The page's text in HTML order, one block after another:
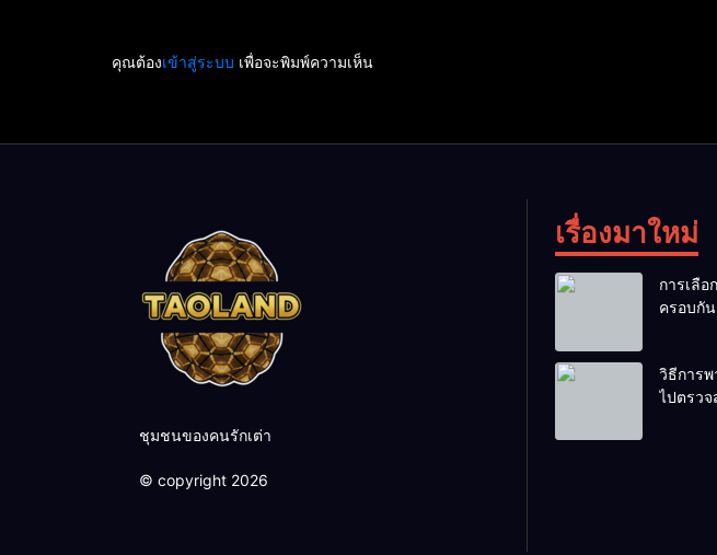
คุณต้องเข้าสู่ระบบ เพื่อจะพิมพ์ความเห็น
ชุมชนของคนรักเต่า
© copyright 2026
เรื่องมาใหม่
การเลือ
ครอบกัน
วิธีการพ
ไปตรว